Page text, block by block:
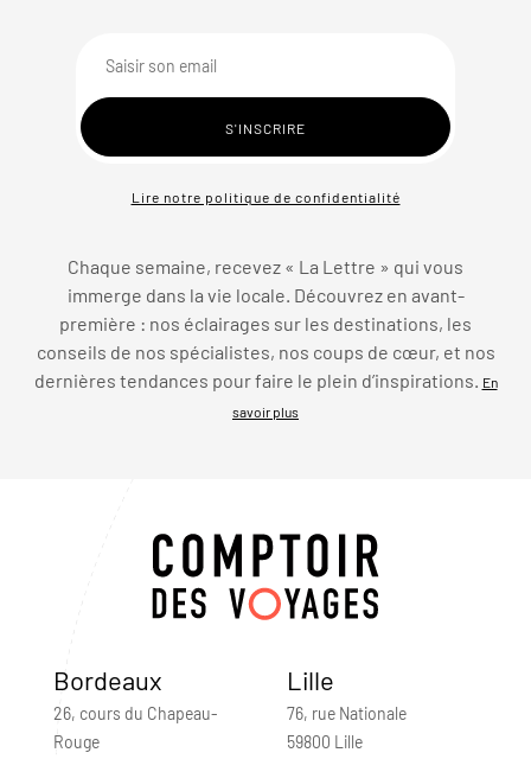
Lire notre politique de confidentialité
Chaque semaine, recevez « La Lettre » qui vous
immerge dans la vie locale. Découvrez en avant-
première : nos éclairages sur les destinations, les
conseils de nos spécialistes, nos coups de cœur, et nos
dernières tendances pour faire le plein d’inspirations. En
savoir plus
Bordeaux
26, cours du Chapeau-
Rouge
Lille
76, rue Nationale
59800 Lille